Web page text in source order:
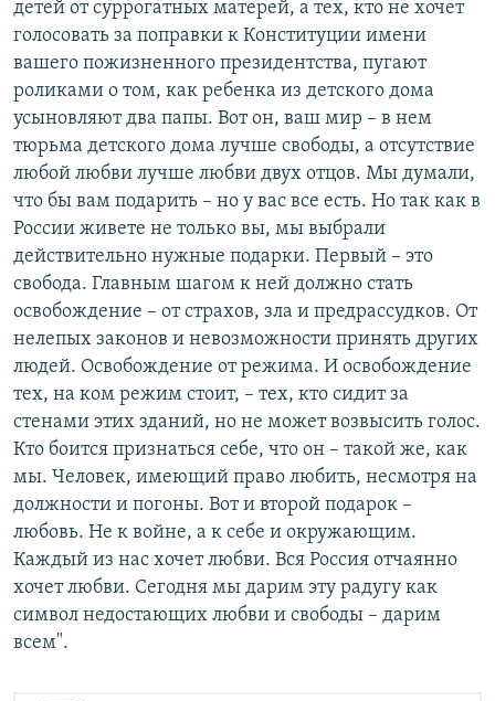
детей от суррогатных матерей, а тех, кто не хочет
голосовать за поправки к Конституции имени
вашего пожизненного президентства, пугают
роликами о том, как ребенка из детского дома
усыновляют два папы. Вот он, ваш мир – в нем
тюрьма детского дома лучше свободы, а отсутствие
любой любви лучше любви двух отцов. Мы думали,
что бы вам подарить – но у вас все есть. Но так как в
России живете не только вы, мы выбрали
действительно нужные подарки. Первый – это
свобода. Главным шагом к ней должно стать
освобождение – от страхов, зла и предрассудков. От
нелепых законов и невозможности принять других
людей. Освобождение от режима. И освобождение
тех, на ком режим стоит, – тех, кто сидит за
стенами этих зданий, но не может возвысить голос.
Кто боится признаться себе, что он – такой же, как
мы. Человек, имеющий право любить, несмотря на
должности и погоны. Вот и второй подарок –
любовь. Не к войне, а к себе и окружающим.
Каждый из нас хочет любви. Вся Россия отчаянно
хочет любви. Сегодня мы дарим эту радугу как
символ недостающих любви и свободы – дарим
всем".